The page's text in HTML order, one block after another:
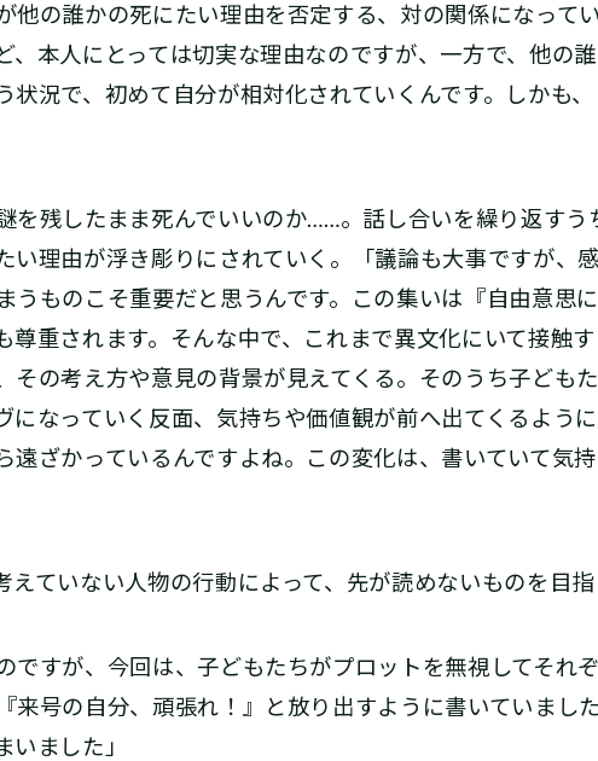
他の誰かの死にたい理由を否定する、対の関係になって
、本人にとっては切実な理由なのですが、一方で、他の
状況で、初めて自分が相対化されていくんです。しかも
残したまま死んでいいのか……。話し合いを繰り返すう
い理由が浮き彫りにされていく。「議論も大事ですが、
うものこそ重要だと思うんです。この集いは『自由意思
尊重されます。そんな中で、これまで異文化にいて接触
その考え方や意見の背景が見えてくる。そのうち子ども
になっていく反面、気持ちや価値観が前へ出てくるよう
遠ざかっているんですよね。この変化は、書いていて気
ていない人物の行動によって、先が読めないものを目指
ですが、今回は、子どもたちがプロットを無視してそれ
来号の自分、頑張れ！』と放り出すように書いていまし
ました」